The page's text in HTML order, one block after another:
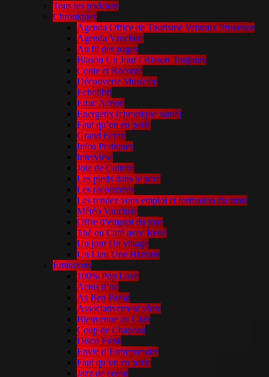
Tous les podcasts
Chroniques
Agenda Office de Tourisme Ventoux Provence
Agenda Vaucluse
Au fil des pages
Blason Un Jour / Blason Toujours
Conte et Raconte
Découverte Musicale
Echolibri
Educ Action
Energetix (chronique santé)
Faut qu’on en parle
Grand Ecran
Infos Pratiques
Interview
Joie de Culture
Les pieds dans le parc
Les racontottes
Les rendez vous emploi et formation du mois
Météo Vaucluse
Offre d’emploi du jour
Thé ou Café avec René
Un jour Un village
Un Lieu Une Histoire
Émissions
100% Pop Love
Actus d’oc
As Ben Parlat
Associativement vôtre
Bienvenue au Club
Coup de Chapeau
Disco Funk
Envie d’Entreprendre
Faut qu’on en parle
Jazz de coeur